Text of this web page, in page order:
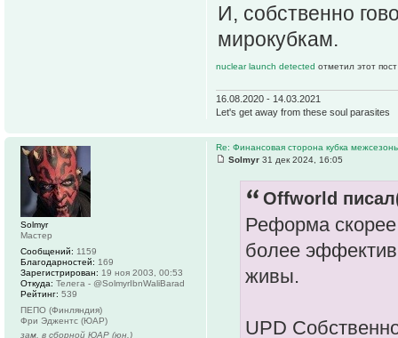
И, собственно
мирокубкам.
nuclear launch detected отметил этот
16.08.2020 - 14.03.2021
Let's get away from these soul parasites
Re: Финансовая сторона кубка
Solmyr 31 дек 2024, 16:05
Offworld
Реформа скорее
более
живы.
UPD
Solmyr
Мастер
Сообщений: 1159
Благодарностей: 169
Зарегистрирован: 19 ноя 2003, 00:53
Откуда: Телега - @SolmyrIbnWaliBarad
Рейтинг: 539
ПЕПО (Финляндия)
Фри Эджентс (ЮАР)
зам. в сборной ЮАР (юн.)